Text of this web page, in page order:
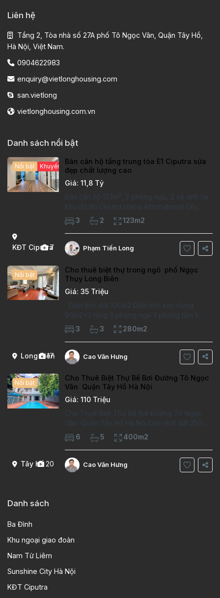
Liên hệ
Tầng 2, Tòa nhà số 27A phố Tô Ngọc Vân, Quận Tây Hồ,
Hà Nội, Việt Nam.
0904622983
enquiry@vietlonghousing.com
san.vietlong
vietlonghousing.com.vn
Danh sách nổi bật
KĐT Ciputra
7
Nổi bật Khuyến mại hấp dẫn
Bán căn hộ tầng trung tòa E1 Ciputra sửa
đẹp chất lượng cao
Giá: 11,8 Tỷ
Bán căn hộ 123m², 3 phòng ngủ, 2 vệ sinh tại
khu đô thị Ciputra Hanoi International City.
Căn hộ đã sửa mới kỹ, chất lượng cao, sàn
gỗ, bếp hiện đại, không gian thoáng sáng.
Thông tin căn hộ: Diện tích:
3 2 123m2
Phạm Tiến Long
Long Biên
17
Nổi bật
Cho thuê biệt thự trong ngõ phố Ngọc
Thụy Long Biên
Giá: 35 Triệu
Diện tích đất 100m2 Diện tích xây dựng
90m2x3 tầng 3 phòng ngủ 3 phòng tắm 1
phòng làm việc Vị trí ý tưởng 10 phút đi bộ tới
trường việt pháp Ngôi nhà được thiết kế theo
kiểu phát cổ,trong khu dân
3 3 280m2
Cao Văn Hưng
Tây Hồ20
Nổi bật
Cho Thuê Biệt Thự Bể Bơi Đường Tô Ngọc
Vân Quận Tây Hồ Hà Nội
Giá: 110 Triệu
Cho Thuê Biệt Thự Bể Bơi Đường Tô Ngọc
Vân Quận Tây Hồ Hà Nội Diện tích đất 250m2
Diện tích xây dựng 100m2 Xây 4 tầng, 6
phòng ngủ 5 phòng tắm Tầng 1, , phòng
khách , phòng bếp-1wc Tầng 2, 2 phòng
6 5 400m2
Cao Văn Hưng
Danh sách
Ba Đình
Khu ngoại giao đoàn
Nam Từ Liêm
Sunshine City Hà Nội
KĐT Ciputra